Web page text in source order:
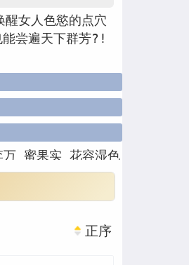
醒女人色慾的点穴
能尝遍天下群芳?!
万 蜜果实 花容湿色
分如何处理
容湿色:取花点李万
正序